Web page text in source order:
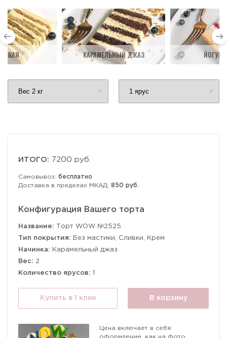
КАРАМЕЛЬНЫЙ ДЖАЗ
ИТОГО: 7200 руб.
Самовывоз: бесплатно
Доставка в пределах МКАД: 850 руб.
Конфигурация Вашего торта
Название: Торт WOW №2525
Тип покрытия: Без мастики, Сливки, Крем
Начинка: Карамельный джаз
Вес: 2
Количество ярусов: 1
Купить в 1 клик В корзину
Цена включает в себя:
оформление, как на фото,